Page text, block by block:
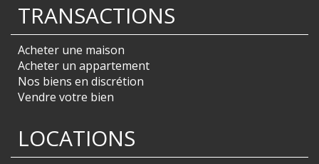
TRANSACTIONS
Acheter une maison
Acheter un appartement
Nos biens en discrétion
Vendre votre bien
LOCATIONS